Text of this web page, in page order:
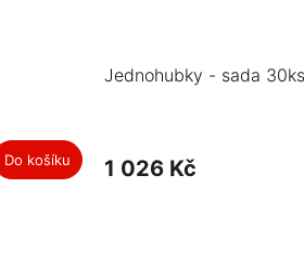
Do košíku
Jednohubky - sada 30ks
1 026 Kč